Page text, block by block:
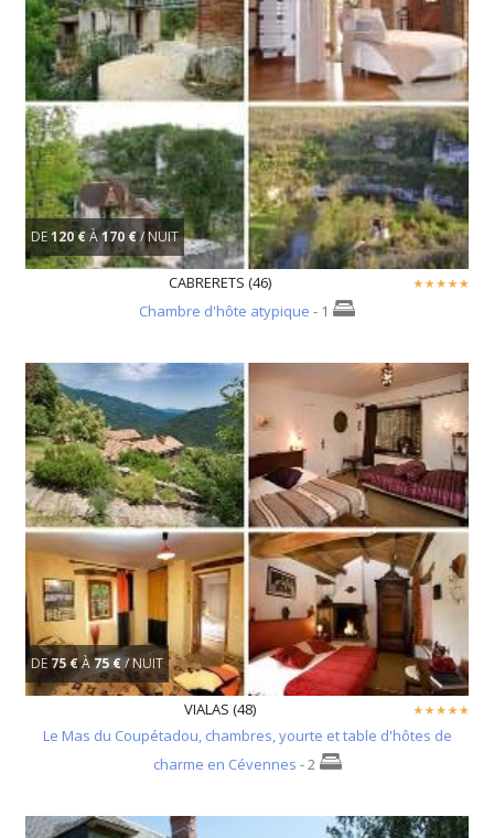
DE120 €À170 €/ NUIT
CABRERETS (46)
Chambre d'hôte atypique - 1
DE 75 €À75 €/ NUIT
VIALAS (48)
Le Mas du Coupétadou, chambres, yourte et table d'hôtes de
charme en Cévennes - 2